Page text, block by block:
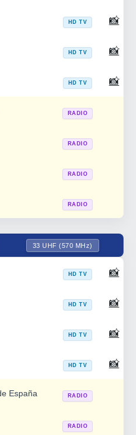
HD TV 📸
HD TV 📸
HD TV 📸
RADIO
RADIO
RADIO
RADIO
33 UHF (570 MHz)
HD TV 📸
HD TV 📸
HD TV 📸
HD TV 📸
España RADIO
RADIO